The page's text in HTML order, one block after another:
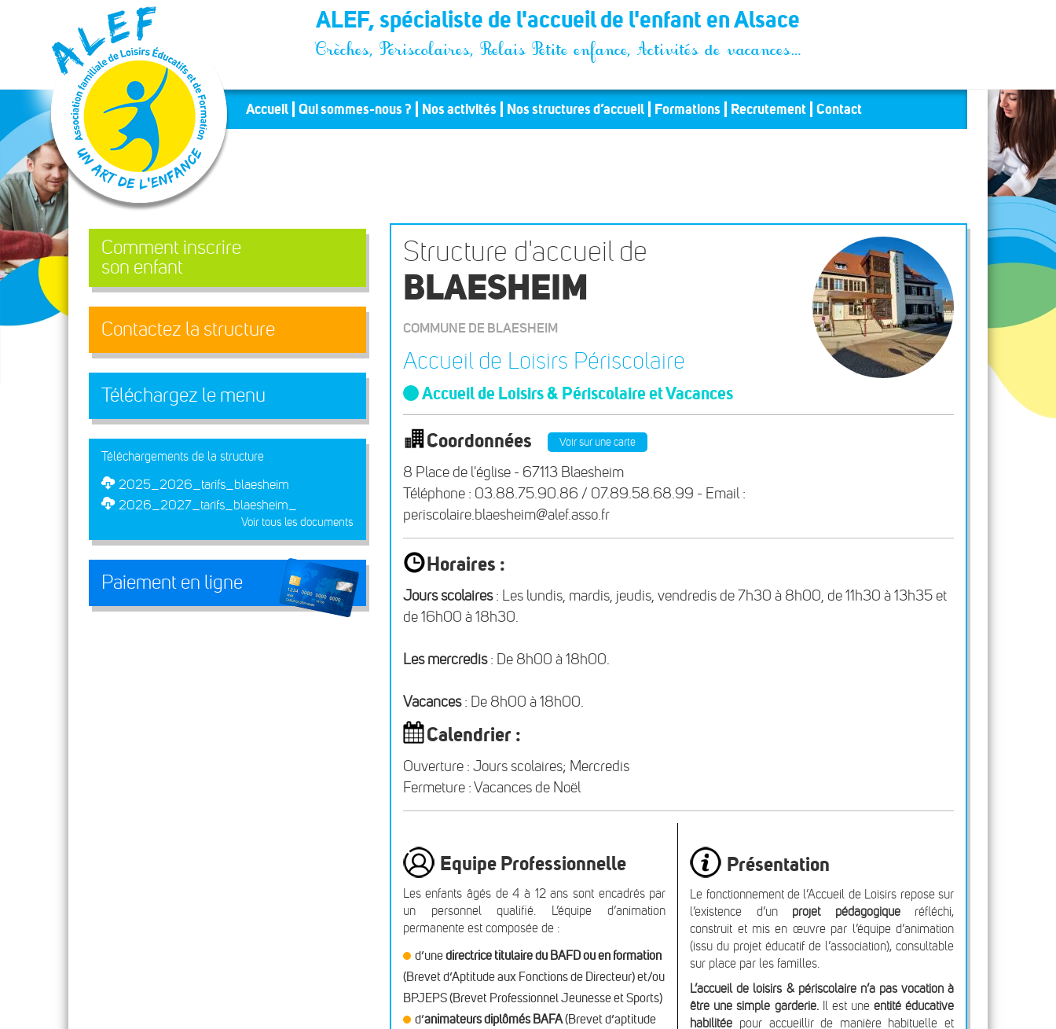
Panneau de gestion des cookies ALEF, spécialiste de l'accueil de l'enfant en Alsace
Crèches, Périscolaires, Relais Petite enfance, Activités de vacances…
Accueil Qui sommes-nous ? Nos activités Nos structures d’accueil Formations Recrutement Contact
Comment inscrire
son enfant
Contactez la structure
Téléchargez le menu
Téléchargements de la structure
2025_2026_tarifs_blaesheim
2026_2027_tarifs_blaesheim_
Voir tous les documents
Paiement en ligne
Structure d'accueil de
BLAESHEIM
COMMUNE DE BLAESHEIM
Accueil de Loisirs Périscolaire
Accueil de Loisirs & Périscolaire et Vacances
Coordonnées Voir sur une carte
8 Place de l'église - 67113 Blaesheim
Téléphone : 03.88.75.90.86 / 07.89.58.68.99 - Email :
periscolaire.blaesheim@alef.asso.fr
Horaires :
Jours scolaires: Les lundis, mardis, jeudis, vendredis de 7h30 à 8h00, de 11h30 à 13h35 et
de 16h00 à 18h30.
Les mercredis: De 8h00 à 18h00.
Vacances: De 8h00 à 18h00.
Calendrier :
Ouverture : Jours scolaires; Mercredis
Fermeture : Vacances de Noël
Equipe Professionnelle
Les enfants âgés de 4 à 12 ans sont encadrés par
un personnel qualifié. L’équipe d’animation
permanente est composée de :
d’unedirectrice titulaire du BAFD ou en formation
(Brevet d’Aptitude aux Fonctions de Directeur) et/ou
BPJEPS (Brevet Professionnel Jeunesse et Sports)
d’animateurs diplômés BAFA(Brevet d’aptitude
Présentation
Le fonctionnement de l’Accueil de Loisirs repose sur
l’existence d’un projet pédagogiqueréfléchi,
construit et mis en œuvre par l’équipe d’animation
(issu du projet éducatif de l’association), consultable
sur place par les familles.
L’accueil de loisirs & périscolaire n’a pas vocation à
être une simple garderie. Il est une entité éducative
habilitée pour accueillir de manière habituelle et